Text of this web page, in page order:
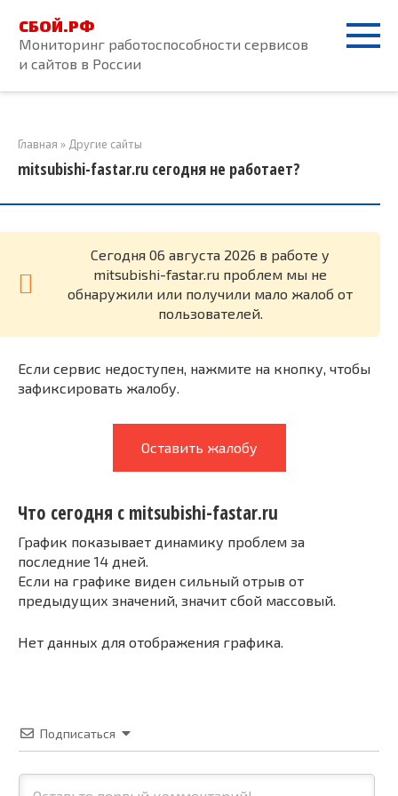
контенту
СБОЙ.РФ
Мониторинг работоспособности сервисов
и сайтов в России
Главная » Другие сайты
mitsubishi-fastar.ru сегодня не работает?
Cегодня 06 августа 2026 в работе у
mitsubishi-fastar.ru проблем мы не
обнаружили или получили мало жалоб от
пользователей.
Если сервис недоступен, нажмите на кнопку, чтобы
зафиксировать жалобу.
Оставить жалобу
Что сегодня с mitsubishi-fastar.ru
График показывает динамику проблем за
последние 14 дней.
Если на графике виден сильный отрыв от
предыдущих значений, значит сбой массовый.
Нет данных для отображения графика.
Подписаться